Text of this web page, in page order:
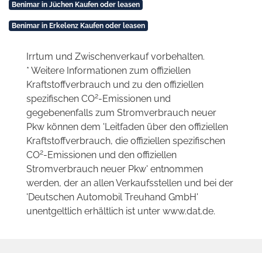
Benimar in Jüchen Kaufen oder leasen
Benimar in Erkelenz Kaufen oder leasen
Irrtum und Zwischenverkauf vorbehalten.
* Weitere Informationen zum offiziellen
Kraftstoffverbrauch und zu den offiziellen
spezifischen CO2-Emissionen und
gegebenenfalls zum Stromverbrauch neuer
Pkw können dem 'Leitfaden über den offiziellen
Kraftstoffverbrauch, die offiziellen spezifischen
CO2-Emissionen und den offiziellen
Stromverbrauch neuer Pkw' entnommen
werden, der an allen Verkaufsstellen und bei der
'Deutschen Automobil Treuhand GmbH'
unentgeltlich erhältlich ist unter www.dat.de.